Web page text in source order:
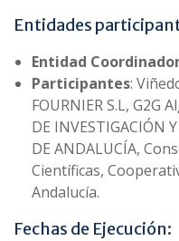
Entidades
Entidad
Participantes:
FOURNIER S.L, G2G
DE INVESTIGACIÓN
DE ANDALUCÍA,
Científicas,
Andalucía.
Fechas de Ejecución: